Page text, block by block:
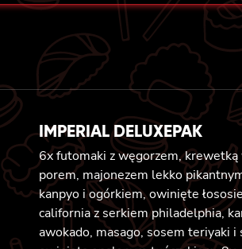
IMPERIAL DELUXEPAK
6x futomaki z węgorzem,
porem, majonezem lekko
kanpyo i ogórkiem, owinięte
california z serkiem philadelphia,
awokado, masago, sosem teriyaki i